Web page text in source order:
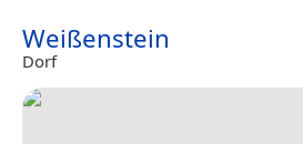
Weißenstein
Dorf